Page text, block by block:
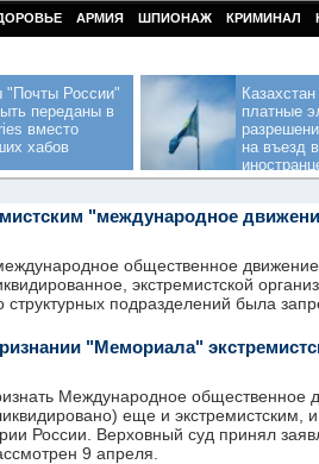
АРМИЯ ШПИОНАЖ КРИМИНАЛ
"Почты России"
переданы в
вместо
хабов
платные
на въезд
"международное
общественное
экстремистской
структурных подразделений была
"Мемориала"
Международное общественное
еще и экстремистским, и
России. Верховный суд принял
9 апреля.